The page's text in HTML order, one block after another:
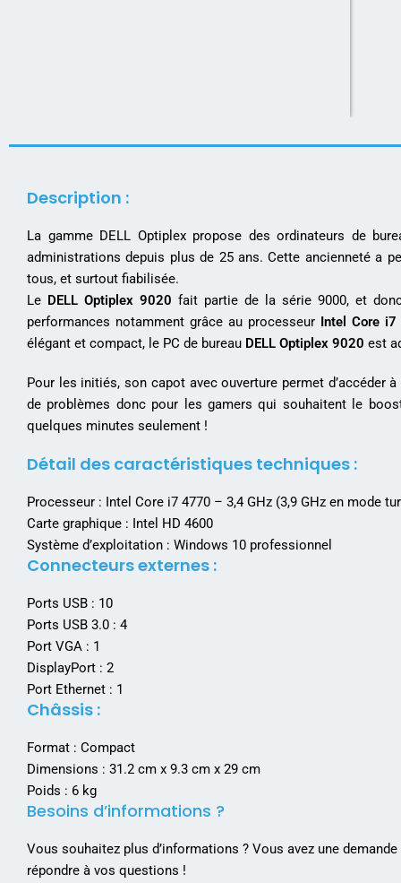
Description :
La gamme DELL Optiplex propose des ordinateurs de
administrations depuis plus de 25 ans. Cette ancienneté a
tous, et surtout fiabilisée.
Le DELL Optiplex 9020 fait partie de la série 9000, et
performances notamment grâce au processeur Intel Core
élégant et compact, le PC de bureau DELL Optiplex 9020 est
Pour les initiés, son capot avec ouverture permet
de problèmes donc pour les gamers qui souhaitent le
quelques minutes seulement !
Détail des caractéristiques techniques :
Processeur : Intel Core i7 4770 – 3,4 GHz (3,9 GHz en mode
Carte graphique : Intel HD 4600
Système d’exploitation : Windows 10 professionnel
Connecteurs externes :
Ports USB : 10
Ports USB 3.0 : 4
Port VGA : 1
DisplayPort : 2
Port Ethernet : 1
Châssis :
Format : Compact
Dimensions : 31.2 cm x 9.3 cm x 29 cm
Poids : 6 kg
Besoins d’informations ?
Vous souhaitez plus d’informations ? Vous avez une
répondre à vos questions !